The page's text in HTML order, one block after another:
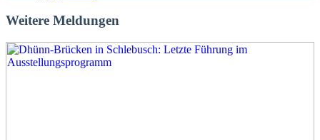
Weitere Meldungen